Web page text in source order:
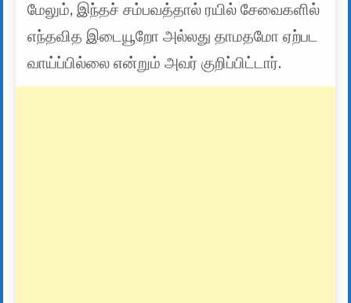
மேலும், இந்தச் சம்பவத்தால் ரயில் சேவைகளில்
எந்தவித இடையூறோ அல்லது தாமதமோ ஏற்பட
வாய்ப்பில்லை என்றும் அவர் குறிப்பிட்டார்.